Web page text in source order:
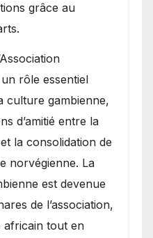
grâce au
un rôle essentiel
culture gambienne,
d’amitié entre la
la consolidation de
norvégienne. La
est devenue
de l’association,
africain tout en